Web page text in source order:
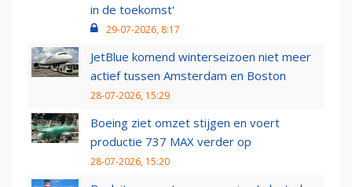
in de toekomst'
29-07-2026, 8:17
JetBlue komend winterseizoen niet meer
actief tussen Amsterdam en Boston
28-07-2026, 15:29
Boeing ziet omzet stijgen en voert
productie 737 MAX verder op
28-07-2026, 15:20